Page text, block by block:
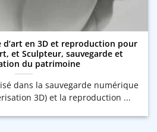
en 3D et reproduction pour
et Sculpteur, sauvegarde et
du patrimoine
dans la sauvegarde numérique
3D) et la reproduction ...